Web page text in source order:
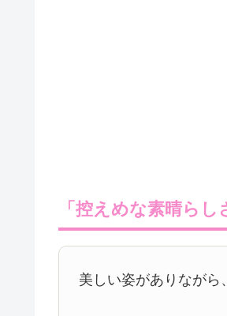
「控えめな素晴らし
美しい姿がありながら